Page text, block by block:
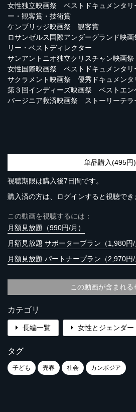
女性独立映画祭 ベストドキュメンタリ
ー・観客賞・技術賞
ケンブリッジ映画祭 観客賞
ロサンゼルス国際アンダーグランド映
リー・ベストディレクター
サンアントニオ独立クリスチャン映画
女性国際映画祭 ベストドキュメンタリ
サクラメント映画祭 優秀ドキュメンタ
第３回インディーズ映画祭 ベストエン
バージニア救済映画祭 ストーリーテラ
単品購入(495円)
視聴期限は購入後7日間です。
購入済の方は、ログインすると視聴でき
この動画を視聴するには：
月額見放題（990円/月）
月額見放題 サポータープラン（1,980円/
月額見放題 パートナープラン（2,970円/
この動画が含まれる
カテゴリ
長編一覧 女性とジェンダー
タグ
子ども 売春 社会 カンボジア